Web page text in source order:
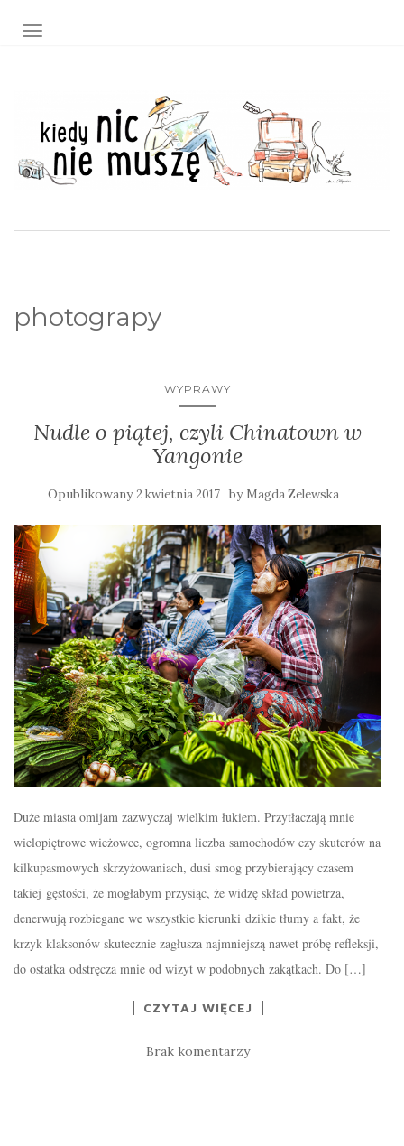
TOGGLE NAVIGATION
photograpy
WYPRAWY
Nudle o piątej, czyli Chinatown w
Yangonie
Opublikowany2 kwietnia 2017 by Magda Zelewska
Duże miasta omijam zazwyczaj wielkim łukiem. Przytłaczają mnie
wielopiętrowe wieżowce, ogromna liczba samochodów czy skuterów na
kilkupasmowych skrzyżowaniach, dusi smog przybierający czasem
takiej gęstości, że mogłabym przysiąc, że widzę skład powietrza,
denerwują rozbiegane we wszystkie kierunki dzikie tłumy a fakt, że
krzyk klaksonów skutecznie zagłusza najmniejszą nawet próbę refleksji,
do ostatka odstręcza mnie od wizyt w podobnych zakątkach. Do […]
CZYTAJ WIĘCEJ
Brak komentarzy